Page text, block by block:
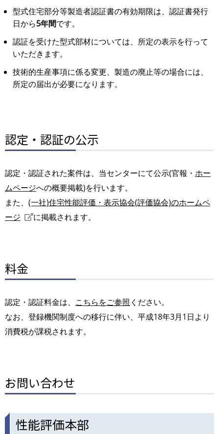
型式住宅部分等製造者認証書の有効期限は、認証書発行
日から5年間です。
認証を受けた型式部材については、所定の表示を行って
いただきます。
技術的生産事項に係る変更、製造の廃止等の場合には、
所定の届出が必要になります。
認定・認証の公示
認定・認証された案件は、当センターにて公示(官報・ ホー
ムページへの概要掲載)を行います。
また、 (一社)住宅性能評価・表示協会(評価協会)のホームペ
ージ
に掲載されます。
料金
認定・認証料金は、 こちらをご参照 ください。
なお、登録機関制度への移行に伴い、平成18年3月1日より
消費税が課税されます。
お問い合わせ
性能評価本部